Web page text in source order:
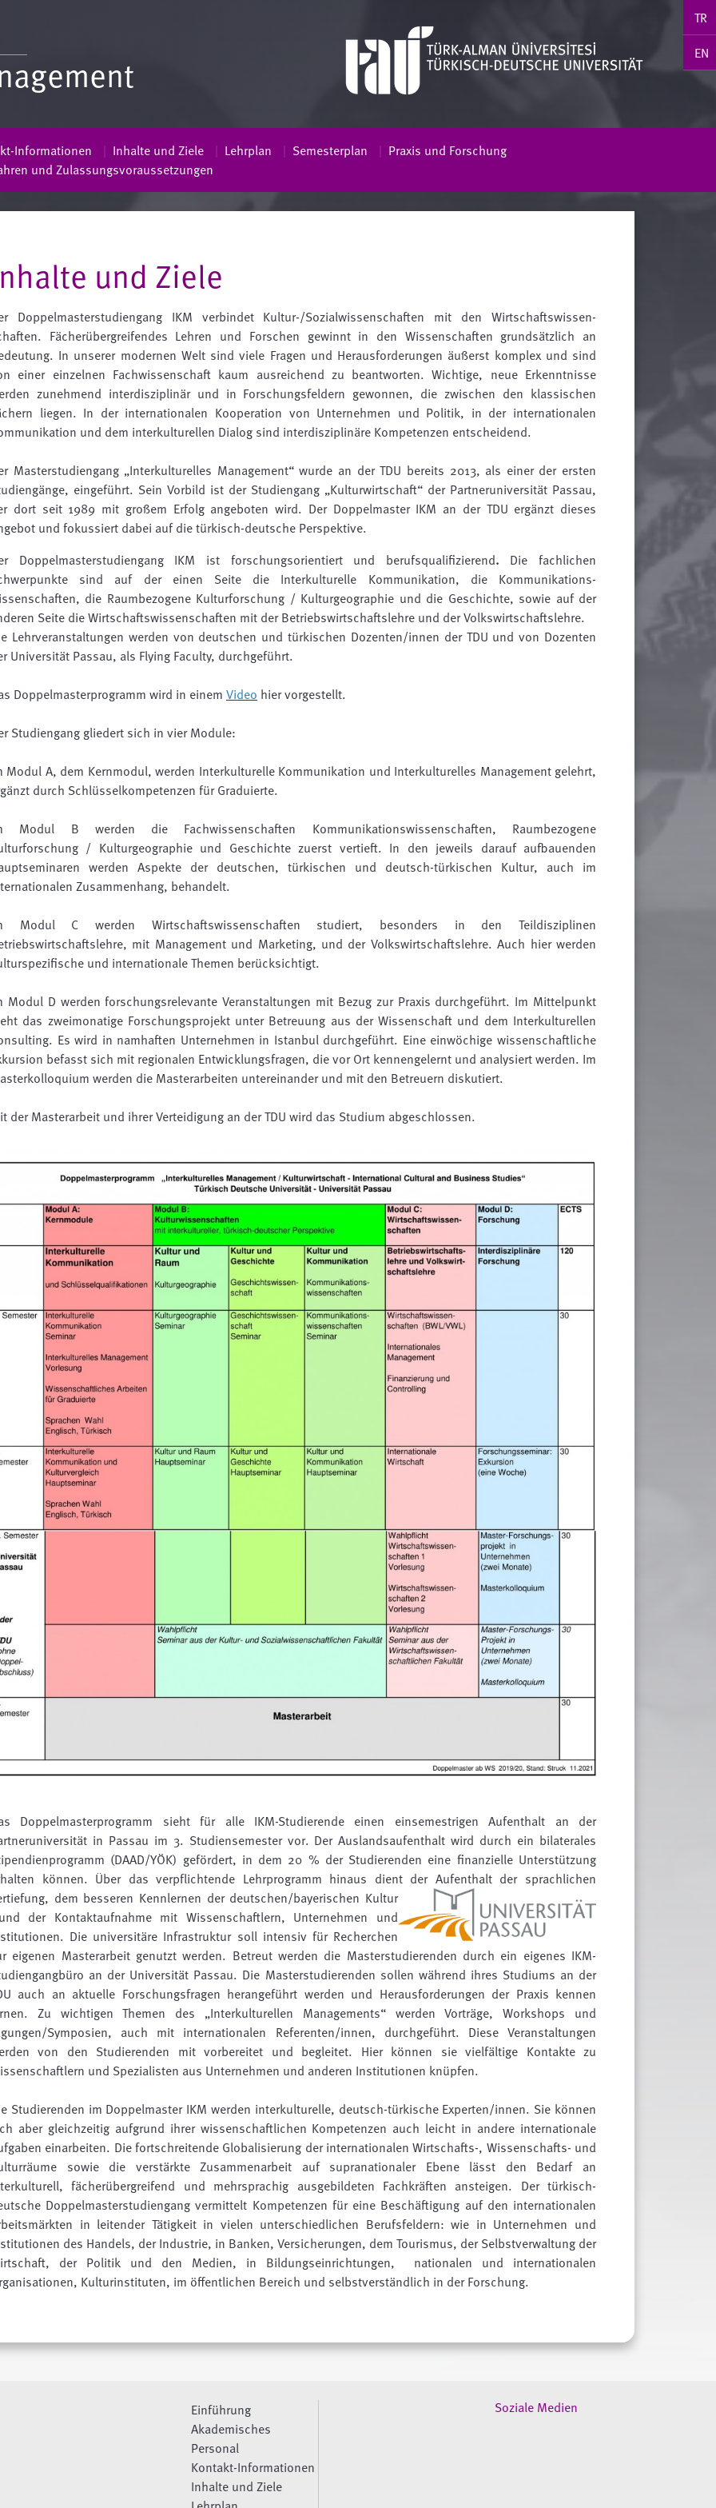
TR
EN
Informationen Inhalte und Ziele Lehrplan Semesterplan
Praxis und Forschung
und Zulassungsvoraussetzungen
und Ziele
Doppelmasterstudiengang IKM verbindet Kultur-/Sozialwissenschaften mit den Wirtschaftswissen-
Fächerübergreifendes Lehren und Forschen gewinnt in den Wissenschaften grundsätzlich an
In unserer modernen Welt sind viele Fragen und Herausforderungen äußerst komplex und sind
einer einzelnen Fachwissenschaft kaum ausreichend zu beantworten. Wichtige, neue Erkenntnisse
zunehmend interdisziplinär und in Forschungsfeldern gewonnen, die zwischen den klassischen
liegen. In der internationalen Kooperation von Unternehmen und Politik, in der internationalen
und dem interkulturellen Dialog sind interdisziplinäre Kompetenzen entscheidend.
Masterstudiengang „Interkulturelles Management“ wurde an der TDU bereits 2013, als einer der ersten
eingeführt. Sein Vorbild ist der Studiengang „Kulturwirtschaft“ der Partneruniversität Passau,
dort seit 1989 mit großem Erfolg angeboten wird. Der Doppelmaster IKM an der TDU ergänzt dieses
und fokussiert dabei auf die türkisch-deutsche Perspektive.
Doppelmasterstudiengang IKM ist forschungsorientiert und berufsqualifizierend. Die fachlichen
sind auf der einen Seite die Interkulturelle Kommunikation, die Kommunikations-
die Raumbezogene Kulturforschung / Kulturgeographie und die Geschichte, sowie auf der
Seite die Wirtschaftswissenschaften mit der Betriebswirtschaftslehre und der Volkswirtschaftslehre.
Lehrveranstaltungen werden von deutschen und türkischen Dozenten/innen der TDU und von Dozenten
Universität Passau, als Flying Faculty, durchgeführt.
Doppelmasterprogramm wird in einem Video hier vorgestellt.
Studiengang glie­dert sich in vier Module:
Modul A, dem Kernmodul, werden Interkulturelle Kommunikation und Interkulturelles Management gelehrt,
durch Schlüsselkompetenzen für Graduierte.
Modul B werden die Fachwissenschaften Kommunikationswissenschaften, Raumbezogene
/ Kulturgeographie und Geschichte zuerst vertieft. In den jeweils darauf aufbauenden
werden Aspekte der deutschen, türkischen und deutsch-türkischen Kultur, auch im
Zusammenhang, behandelt.
Modul C werden Wirtschaftswissenschaften studiert, besonders in den Teildisziplinen
mit Management und Marketing, und der Volkswirtschaftslehre. Auch hier werden
und internationale Themen berücksichtigt.
Modul D werden forschungsrelevante Veranstaltungen mit Bezug zur Praxis durchgeführt. Im Mittelpunkt
das zweimonatige Forschungsprojekt unter Betreuung aus der Wissenschaft und dem Interkulturellen
Es wird in namhaften Unternehmen in Istanbul durchgeführt. Eine einwöchige wissenschaftliche
befasst sich mit regionalen Entwicklungsfragen, die vor Ort kennengelernt und analysiert werden. Im
werden die Masterarbeiten untereinander und mit den Betreuern diskutiert.
der Masterarbeit und ihrer Verteidigung an der TDU wird das Studium abgeschlossen.
Doppelmasterprogramm sieht für alle IKM-Studierende einen einsemestrigen Aufenthalt an der
in Passau im 3. Studiensemester vor. Der Auslandsaufenthalt wird durch ein bilaterales
(DAAD/YÖK) gefördert, in dem 20 % der Studierenden eine finanzielle Unterstützung
können. Über das verpflichtende Lehrprogramm hinaus dient der Aufenthalt der sprachlichen
dem besseren Kennlernen der deutschen/bayerischen Kultur
der Kontaktaufnahme mit Wissenschaftlern, Unternehmen und
Die universitäre Infrastruktur soll intensiv für Recherchen
eigenen Masterarbeit genutzt werden. Betreut werden die Masterstudierenden durch ein eigenes IKM-
an der Universität Passau. Die Masterstudierenden sollen während ihres Studiums an der
auch an aktuelle Forschungsfragen herangeführt werden und Herausforderungen der Praxis kennen
Zu wichtigen Themen des „Interkulturellen Managements“ werden Vorträge, Workshops und
Symposien, auch mit internationalen Referenten/innen, durchgeführt. Diese Veranstaltungen
von den Studierenden mit vorbereitet und begleitet. Hier können sie vielfältige Kontakte zu
und Spezialisten aus Unternehmen und anderen Institutionen knüpfen.
Studierenden im Doppelmaster IKM werden interkulturelle, deutsch-türkische Experten/innen. Sie können
aber gleichzeitig aufgrund ihrer wissenschaftlichen Kompetenzen auch leicht in andere internationale
einarbeiten. Die fortschreitende Globalisierung der internationalen Wirtschafts-, Wissenschafts- und
sowie die verstärkte Zusammenarbeit auf supranationaler Ebene lässt den Bedarf an
fächerübergreifend und mehrsprachig ausgebildeten Fachkräften ansteigen. Der türkisch-
Doppelmasterstudiengang vermittelt Kompeten­zen für eine Beschäftigung auf den interna­tionalen
in leitender Tätigkeit in vielen unterschiedlichen Berufsfeldern: wie in Unternehmen und
des Handels, der Industrie, in Banken, Versicherungen, dem Tourismus, der Selbstverwaltung der
der Politik und den Medien, in Bildungseinrichtungen, nationalen und internationalen
Kulturinstituten, im öffentli­chen Bereich und selbstverständlich in der Forschung.
Einführung
Akademisches
Personal
Kontakt-Informationen
Inhalte und Ziele
Soziale Medien